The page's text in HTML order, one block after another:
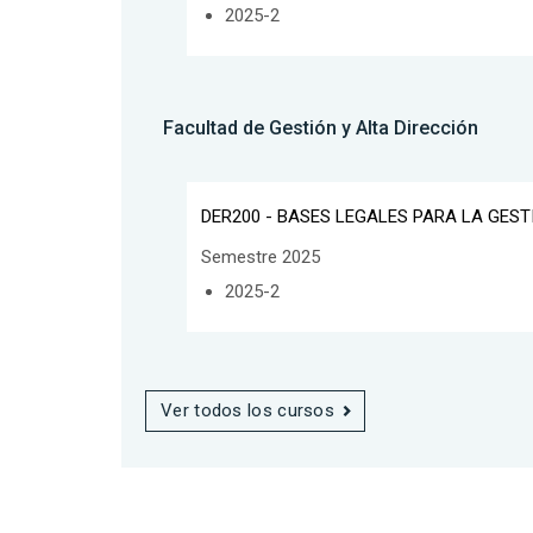
2025-2
Facultad de Gestión y Alta Dirección
DER200 - BASES LEGALES PARA LA
Semestre 2025
2025-2
Ver todos los cursos